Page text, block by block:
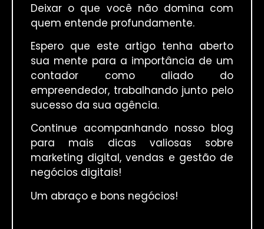
Deixar o que você não domina com
quem entende profundamente.
Espero que este artigo tenha aberto
sua mente para a importância de um
contador como aliado do
empreendedor, trabalhando junto pelo
sucesso da sua agência.
Continue acompanhando nosso blog
para mais dicas valiosas sobre
marketing digital, vendas e gestão de
negócios digitais!
Um abraço e bons negócios!